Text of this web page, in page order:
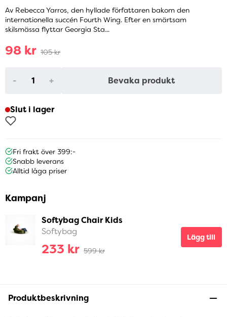
Av Rebecca Yarros, den hyllade författaren bakom den
internationella succén Fourth Wing. Efter en smärtsam
skilsmässa flyttar Georgia Sta...
98 kr 105 kr
- + Bevaka produkt
Slut i lager
Fri frakt över 399:-
Snabb leverans
Alltid låga priser
Kampanj
Softybag Chair Kids
Softybag
233 kr 599 kr
Lägg till
Produktbeskrivning